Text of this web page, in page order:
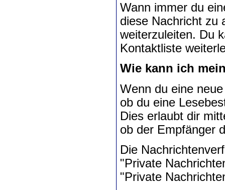
Wann immer du
diese Nachricht zu
weiterzuleiten. Du
Kontaktliste
Wie kann ich
Wenn du eine
ob du eine
Dies erlaubt dir
ob der Empfänger
Die
"Private
"Private